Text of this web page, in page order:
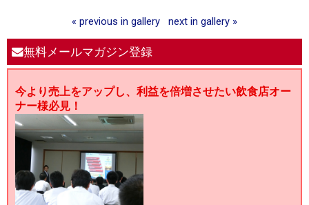
« previous in gallery next in gallery »
無料メールマガジン登録
今より売上をアップし、利益を倍増させたい飲食店オー
ナー様必見！